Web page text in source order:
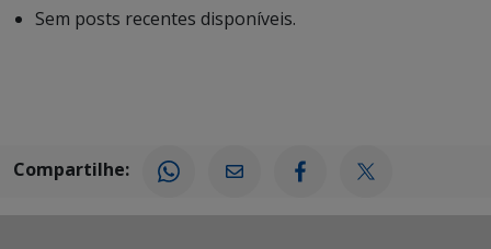
Sem posts recentes disponíveis.
Compartilhe: